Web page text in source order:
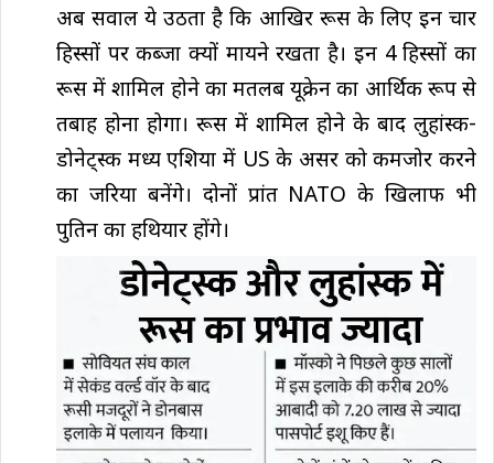
अब सवाल ये उठता है कि आखिर रूस के लिए इन चार
हिस्सों पर कब्जा क्यों मायने रखता है। इन 4 हिस्सों का
रूस में शामिल होने का मतलब यूक्रेन का आर्थिक रूप से
तबाह होना होगा। रूस में शामिल होने के बाद लुहांस्क-
डोनेट्स्क मध्य एशिया में US के असर को कमजोर करने
का जरिया बनेंगे। दोनों प्रांत NATO के खिलाफ भी
पुतिन का हथियार होंगे।